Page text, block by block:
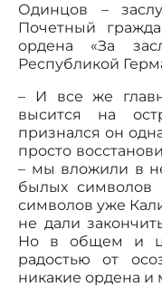
Одинцов –
Почетный
ордена «За
Республикой
– И все же
высится на
признался он
просто
– мы вложили в
былых символов
символов уже
не дали
Но в общем и
радостью от
никакие ордена и